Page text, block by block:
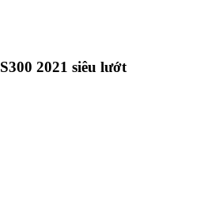
2021 siêu lướt